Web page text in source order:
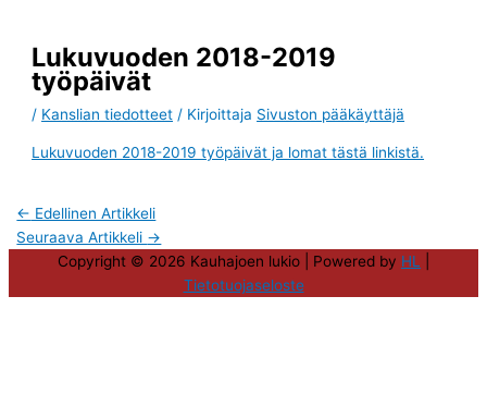
Lukuvuoden 2018-2019
työpäivät
/ Kanslian tiedotteet / Kirjoittaja Sivuston pääkäyttäjä
Lukuvuoden 2018-2019 työpäivät ja lomat tästä linkistä.
← Edellinen Artikkeli
Seuraava Artikkeli →
Copyright © 2026 Kauhajoen lukio | Powered by HL
Tietotuojaseloste